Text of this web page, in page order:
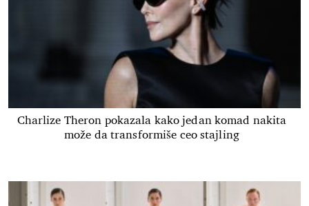
Charlize Theron pokazala kako jedan komad nakita
može da transformiše ceo stajling